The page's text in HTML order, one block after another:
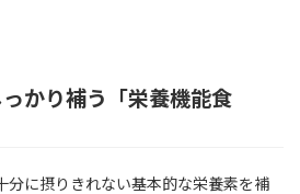
かり補う「栄養機能食
分に摂りきれない基本的な栄養素を補